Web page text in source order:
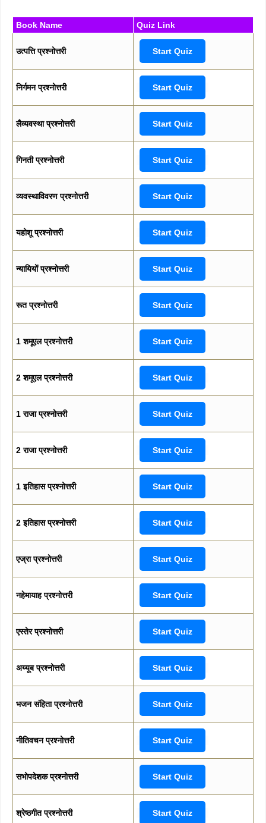
Book Name Quiz Link
उत्पत्ति प्रश्नोत्तरी Start Quiz
निर्गमन प्रश्नोत्तरी Start Quiz
लैव्यवस्था प्रश्नोत्तरी Start Quiz
गिनती प्रश्नोत्तरी Start Quiz
व्यवस्थाविवरण प्रश्नोत्तरी Start Quiz
यहोशू प्रश्नोत्तरी Start Quiz
न्यायियों प्रश्नोत्तरी Start Quiz
रूत प्रश्नोत्तरी Start Quiz
1 शमूएल प्रश्नोत्तरी Start Quiz
2 शमूएल प्रश्नोत्तरी Start Quiz
1 राजा प्रश्नोत्तरी Start Quiz
2 राजा प्रश्नोत्तरी Start Quiz
1 इतिहास प्रश्नोत्तरी Start Quiz
2 इतिहास प्रश्नोत्तरी Start Quiz
एज्रा प्रश्नोत्तरी Start Quiz
नहेमायाह प्रश्नोत्तरी Start Quiz
एस्तेर प्रश्नोत्तरी Start Quiz
अय्यूब प्रश्नोत्तरी Start Quiz
भजन संहिता प्रश्नोत्तरी Start Quiz
नीतिवचन प्रश्नोत्तरी Start Quiz
सभोपदेशक प्रश्नोत्तरी Start Quiz
श्रेष्ठगीत प्रश्नोत्तरी Start Quiz